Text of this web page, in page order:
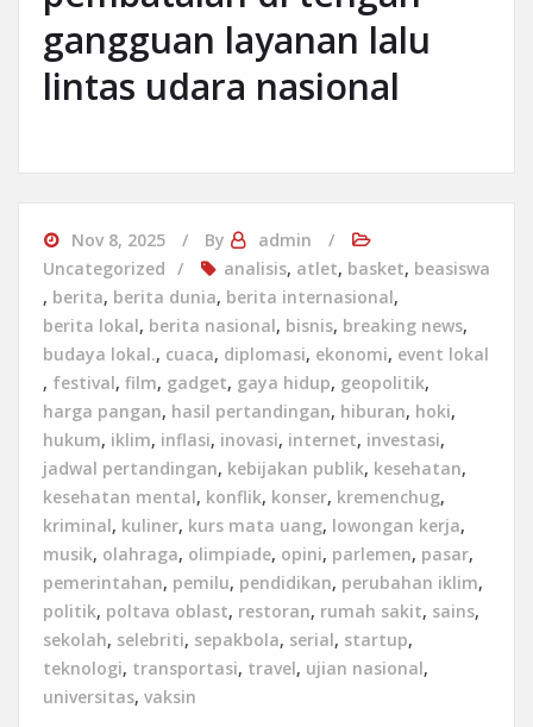
gangguan layanan lalu
lintas udara nasional
Nov 8, 2025 By
admin
Uncategorized
analisis, atlet, basket, beasiswa
, berita, berita dunia, berita internasional,
berita lokal, berita nasional, bisnis, breaking news,
budaya lokal., cuaca, diplomasi, ekonomi, event lokal
, festival, film, gadget, gaya hidup, geopolitik,
harga pangan, hasil pertandingan, hiburan, hoki,
hukum, iklim, inflasi, inovasi, internet, investasi,
jadwal pertandingan, kebijakan publik, kesehatan,
kesehatan mental, konflik, konser, kremenchug,
kriminal, kuliner, kurs mata uang, lowongan kerja,
musik, olahraga, olimpiade, opini, parlemen, pasar,
pemerintahan, pemilu, pendidikan, perubahan iklim,
politik, poltava oblast, restoran, rumah sakit, sains,
sekolah, selebriti, sepakbola, serial, startup,
teknologi, transportasi, travel, ujian nasional,
universitas, vaksin